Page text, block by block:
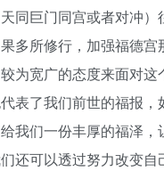
同巨门同宫或者对冲
多所修行，加强福德
为宽广的态度来面对
表了我们前世的福报
我们一份丰厚的福泽
还可以透过努力改变